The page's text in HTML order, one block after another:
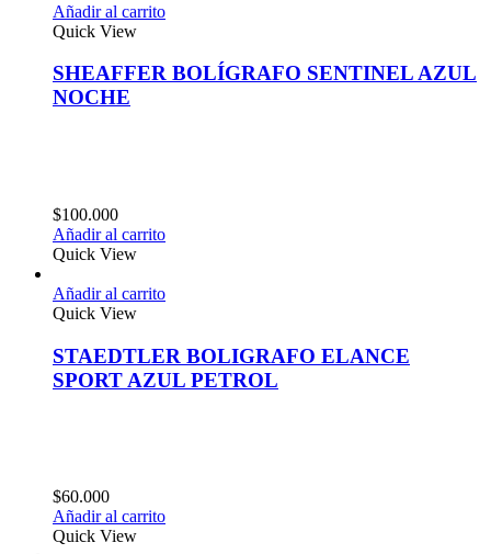
Añadir al carrito
Quick View
SHEAFFER BOLÍGRAFO SENTINEL AZUL
NOCHE
$100.000
Añadir al carrito
Quick View
Añadir al carrito
Quick View
STAEDTLER BOLIGRAFO ELANCE
SPORT AZUL PETROL
$60.000
Añadir al carrito
Quick View